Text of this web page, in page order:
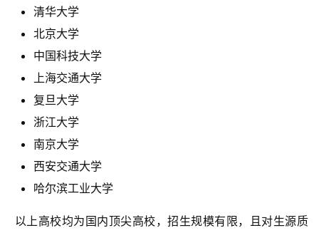
清华大学
北京大学
中国科技大学
上海交通大学
复旦大学
浙江大学
南京大学
西安交通大学
哈尔滨工业大学